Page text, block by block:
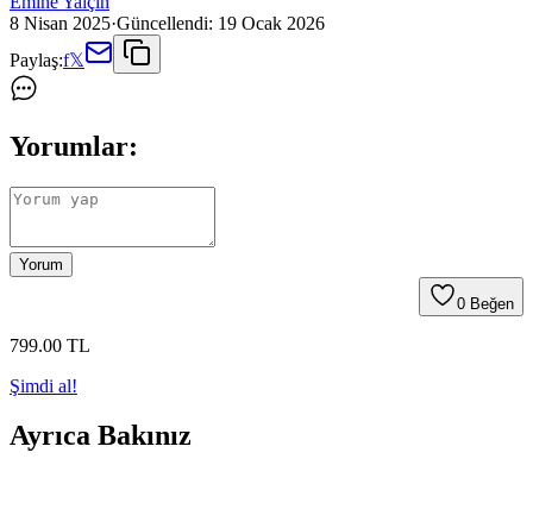
8 Nisan 2025·Güncellendi: 19 Ocak 2026
Paylaş:f𝕏
Yorumlar:
Yorum
0 Beğen
799.00 TL
Şimdi al!
Ayrıca Bakınız